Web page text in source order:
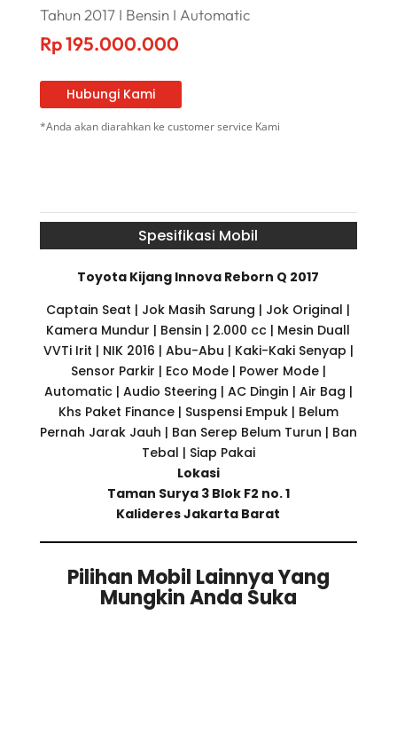
Tahun 2017 I Bensin I Automatic
Rp195.000.000
Hubungi Kami
*Anda akan diarahkan ke customer service Kami
Spesifikasi Mobil
Toyota Kijang Innova Reborn Q 2017
Captain Seat | Jok Masih Sarung | Jok Original |
Kamera Mundur | Bensin | 2.000 cc | Mesin Duall
VVTi Irit | NIK 2016 | Abu-Abu | Kaki-Kaki Senyap |
Sensor Parkir | Eco Mode | Power Mode |
Automatic | Audio Steering | AC Dingin | Air Bag |
Khs Paket Finance | Suspensi Empuk | Belum
Pernah Jarak Jauh | Ban Serep Belum Turun | Ban
Tebal | Siap Pakai
Lokasi
Taman Surya 3 Blok F2 no. 1
Kalideres Jakarta Barat
Pilihan Mobil Lainnya Yang
Mungkin Anda Suka